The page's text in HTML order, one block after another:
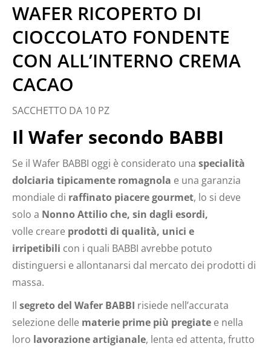
WAFER RICOPERTO DI
CIOCCOLATO FONDENTE
CON ALL’INTERNO CREMA
CACAO
SACCHETTO DA 10 PZ
Il Wafer secondo BABBI
Se il Wafer BABBI oggi è considerato una specialità
dolciaria tipicamente romagnola e una garanzia
mondiale di raffinato piacere gourmet, lo si deve
solo a Nonno Attilio che, sin dagli esordi,
volle creare prodotti di qualità, unici e
irripetibili con i quali BABBI avrebbe potuto
distinguersi e allontanarsi dal mercato dei prodotti di
massa.
Il segreto del Wafer BABBI risiede nell’accurata
selezione delle materie prime più pregiate e nella
loro lavorazione artigianale, lenta ed attenta, frutto